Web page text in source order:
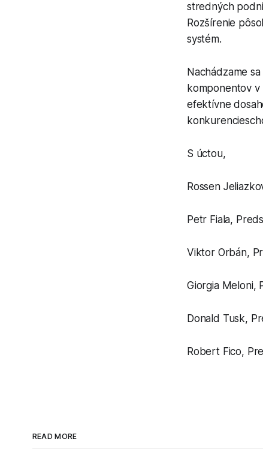
stredných
Rozšírenie
systém.
Nachádzame
komponentov
efektívne
S úctou,
Rossen
Petr Fiala,
Viktor Orbán,
Giorgia Meloni,
Donald Tusk,
Robert Fico,
READ MORE